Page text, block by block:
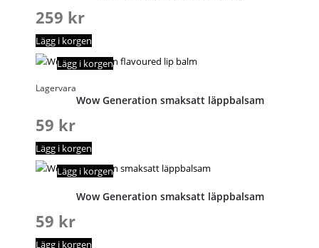
259 kr
Lägg i korgen
Lagervara
Lägg i korgen
Wow Generation smaksatt läppbalsam
59 kr
Lägg i korgen
Lägg i korgen
Wow Generation smaksatt läppbalsam
59 kr
Lägg i korgen